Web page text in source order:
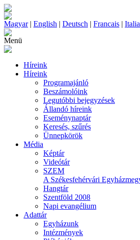
Magyar| English | Deutsch | Francais |
Menü
Híreink
Híreink
Programajánló
Beszámolóink
Legutóbbi bejegyzések
Állandó híreink
Eseménynaptár
Keresés, szűrés
Ünnepkörök
Média
Képtár
Videótár
SZEM
A Székesfehérvári
Hangtár
Szentföld 2008
Napi evangélium
Adattár
Egyházunk
Intézmények